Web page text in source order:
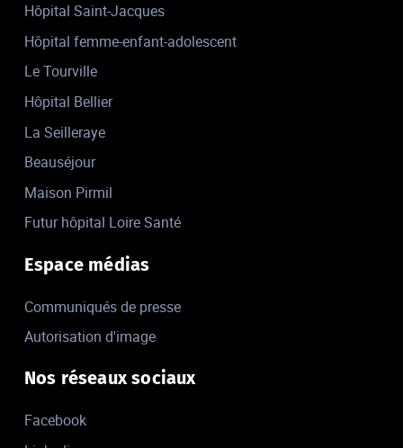
Hôpital Saint-Jacques
Hôpital femme-enfant-adolescent
Le Tourville
Hôpital Bellier
La Seilleraye
Beauséjour
Maison Pirmil
Futur hôpital Loire Santé
Espace médias
Communiqués de presse
Autorisation d'image
Nos réseaux sociaux
Facebook